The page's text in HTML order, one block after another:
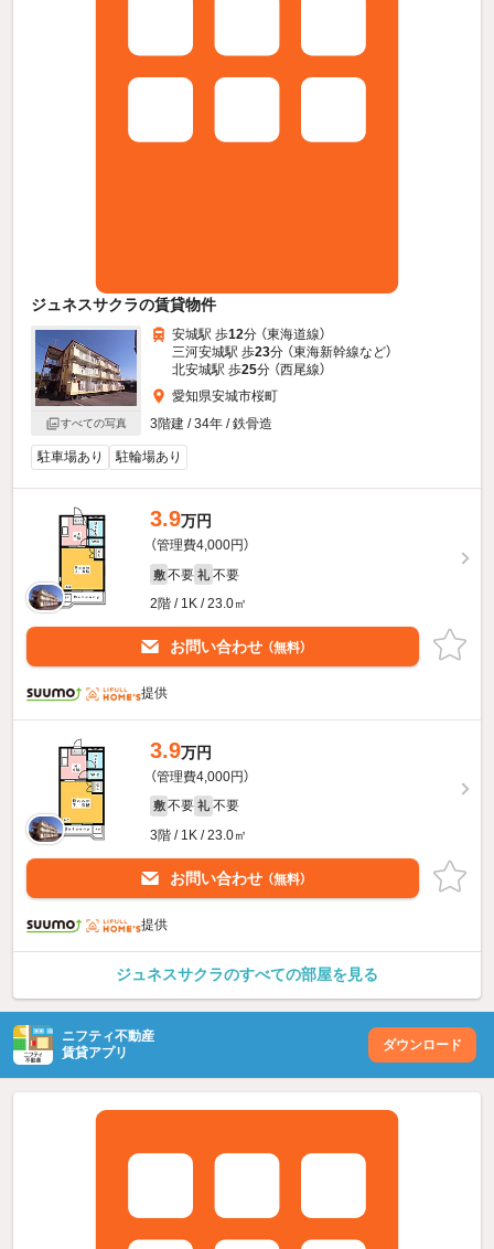
ジュネスサクラの賃貸物件
すべての写真
安城駅 歩12分 （東海道線）
三河安城駅 歩23分 （東海新幹線など）
北安城駅 歩25分 （西尾線）
愛知県安城市桜町
3階建 / 34年 / 鉄骨造
駐車場あり 駐輪場あり
3.9万円
（管理費4,000円）
敷 不要 礼 不要
2階 / 1K / 23.0㎡
お問い合わせ （無料）
提供
3.9万円
（管理費4,000円）
敷 不要 礼 不要
3階 / 1K / 23.0㎡
お問い合わせ （無料）
提供
ジュネスサクラのすべての部屋を見る
ニフティ不動産
賃貸アプリ
ダウンロード